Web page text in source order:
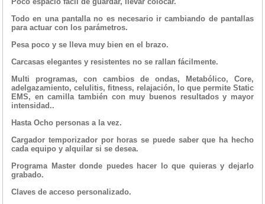
Todo en una pantalla no es necesario ir cambiando de pantallas
para actuar con los parámetros.
Pesa poco y se lleva muy bien en el brazo.
Carcasas elegantes y resistentes no se rallan fácilmente.
Multi programas, con cambios de ondas, Metabólico, Core,
adelgazamiento, celulitis, fitness, relajación, lo que permite Static
EMS, en camilla también con muy buenos resultados y mayor
intensidad..
Hasta Ocho personas a la vez.
Cargador temporizador por horas se puede saber que ha hecho
cada equipo y alquilar si se desea.
Programa Master donde puedes hacer lo que quieras y dejarlo
grabado.
Claves de acceso personalizado.